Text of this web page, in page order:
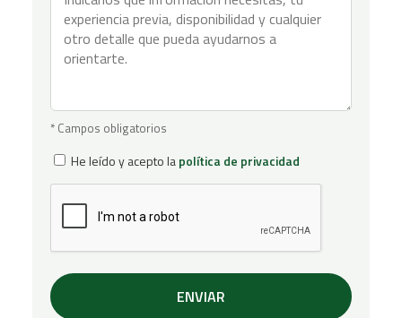
* Campos obligatorios
He leído y acepto lapolítica de privacidad